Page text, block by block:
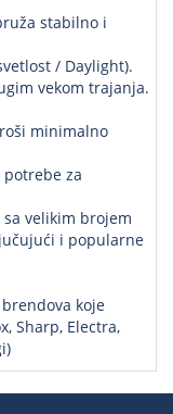
stabilno i
/ Daylight).
vekom trajanja.
minimalno
potrebe za
velikim brojem
i popularne
koje
Sharp, Electra,